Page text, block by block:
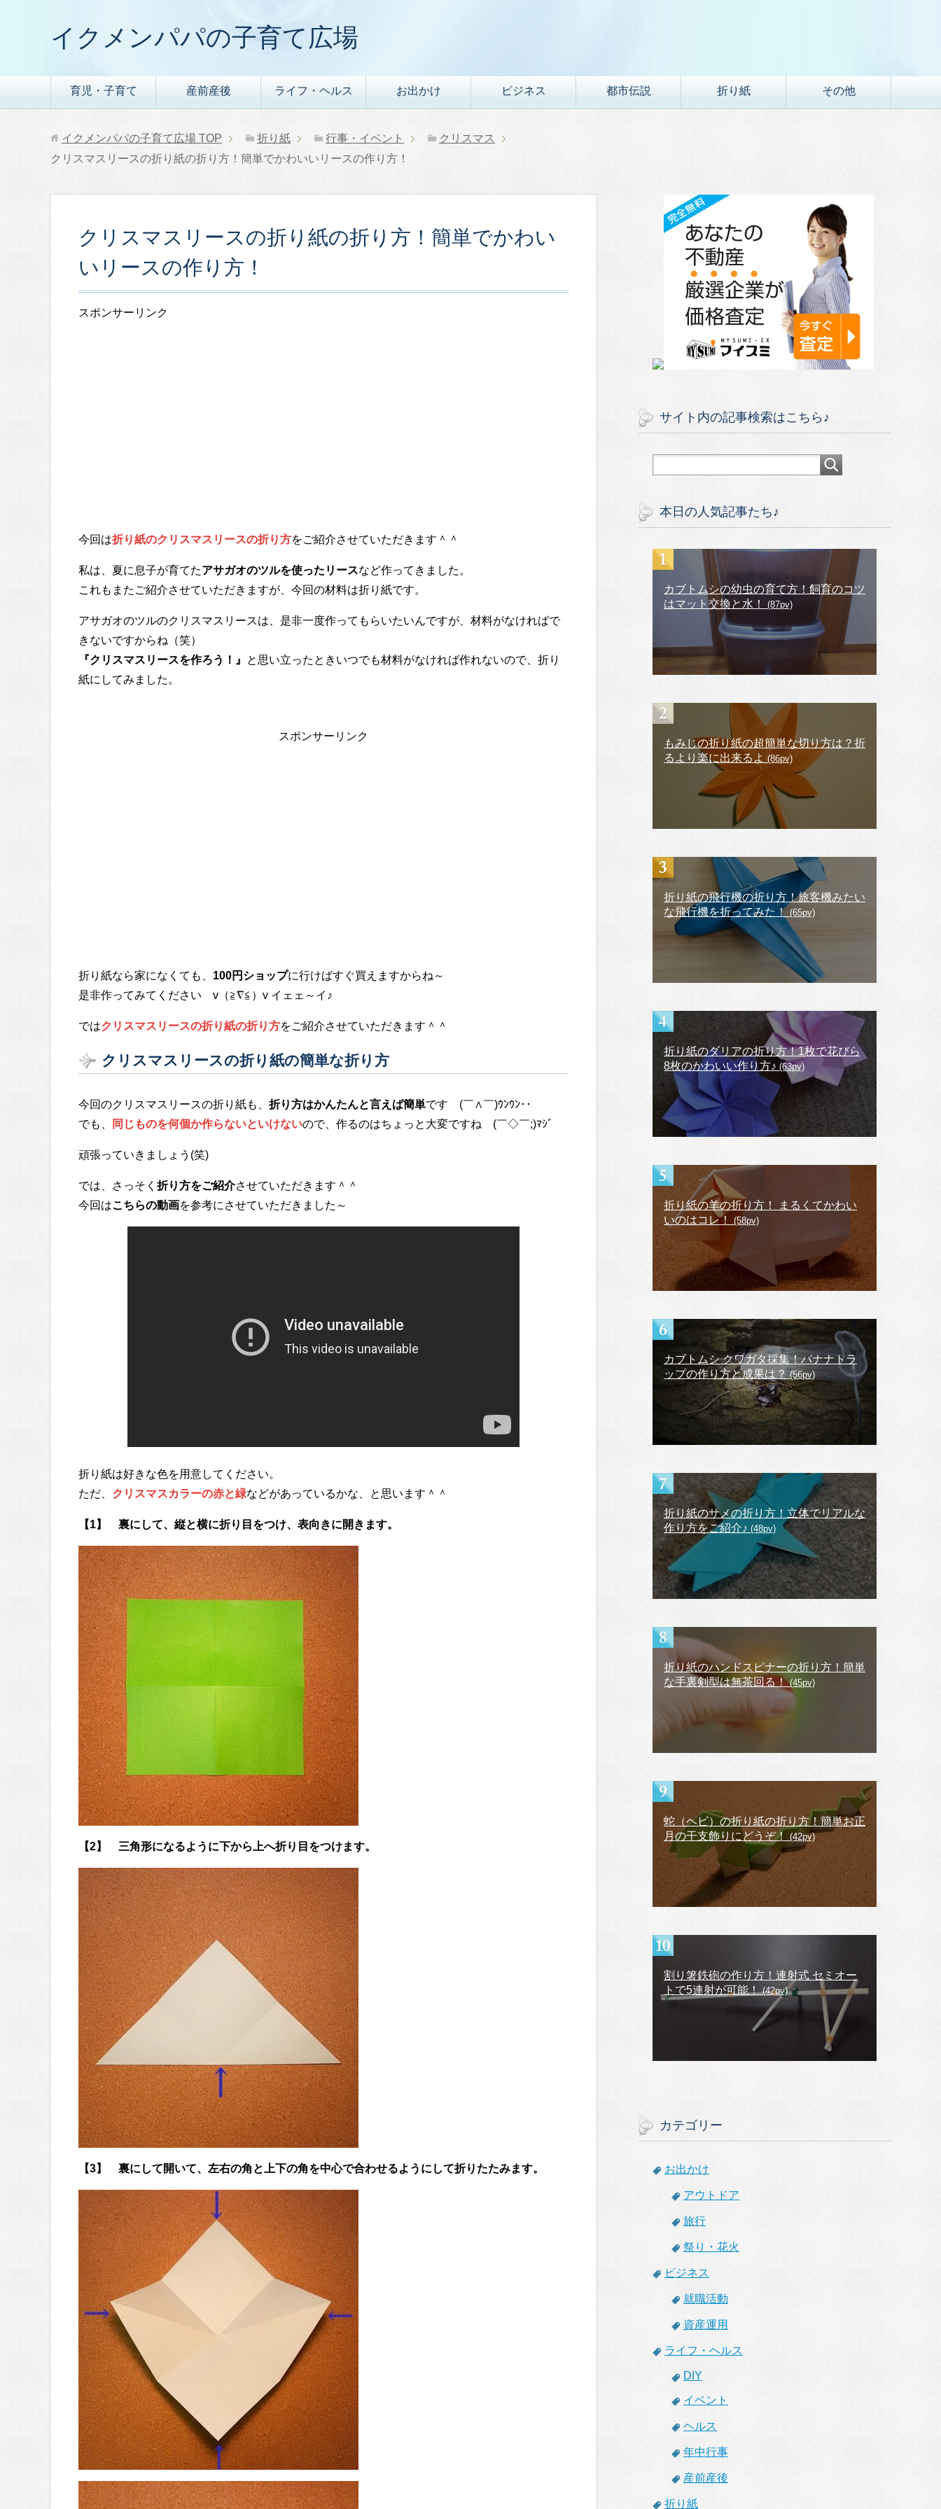
イクメンパパの子育て広場
育児・子育て 産前産後 ライフ・ヘルス お出かけ ビジネス 都市伝説 折り紙 その他
イクメンパパの子育て広場 TOP 折り紙 行事・イベント
クリスマス
クリスマスリースの折り紙の折り方！簡単でかわいいリースの作り方！
クリスマスリースの折り紙の折り方！簡単でかわい
いリースの作り方！
スポンサーリンク
今回は折り紙のクリスマスリースの折り方をご紹介させていただきます＾＾
私は、夏に息子が育てたアサガオのツルを使ったリースなど作ってきました。
これもまたご紹介させていただきますが、今回の材料は折り紙です。
アサガオのツルのクリスマスリースは、是非一度作ってもらいたいんですが、材料がなければで
きないですからね（笑）
『クリスマスリースを作ろう！』
と思い立ったときいつでも材料がなければ作れないので、折り
紙にしてみました。
スポンサーリンク
折り紙なら家になくても、 100円ショップに行けばすぐ買えますからね～
是非作ってみてください v（≧∇≦）v イェェ～イ♪
ではクリスマスリースの折り紙の折り方をご紹介させていただきます＾＾
クリスマスリースの折り紙の簡単な折り方
今回のクリスマスリースの折り紙も、 折り方はかんたんと言えば簡単です (￣∧￣)ｳﾝｳﾝ･･
でも、
同じものを何個か作らないといけないので、作るのはちょっと大変ですね (￣◇￣;)ﾏｼﾞ
頑張っていきましょう(笑)
では、さっそく 折り方をご紹介させていただきます＾＾
今回はこちらの動画を参考にさせていただきました～
折り紙は好きな色を用意してください。
ただ、 クリスマスカラーの赤と緑などがあっているかな、と思います＾＾
【1】 裏にして、縦と横に折り目をつけ、表向きに開きます。
【2】 三角形になるように下から上へ折り目をつけます。
【3】 裏にして開いて、左右の角と上下の角を中心で合わせるようにして折りたたみます。
サイト内の記事検索はこちら♪
本日の人気記事たち♪
カブトムシの幼虫の育て方！飼育のコツ
はマット交換と水！
(87pv)
もみじの折り紙の超簡単な切り方は？折
るより楽に出来るよ (86pv)
折り紙の飛行機の折り方！旅客機みたい
な飛行機を折ってみた！ (65pv)
折り紙のダリアの折り方！1枚で花びら
8枚のかわいい作り方♪ (63pv)
折り紙の羊の折り方！ まるくてかわい
いのはコレ！
(58pv)
カブトムシ クワガタ採集！バナナトラ
ップの作り方と成果は？ (56pv)
折り紙のサメの折り方！立体でリアルな
作り方をご紹介♪ (48pv)
折り紙のハンドスピナーの折り方！簡単
な手裏剣型は無茶回る！(45pv)
蛇（ヘビ）の折り紙の折り方！簡単お正
月の干支飾りにどうぞ！ (42pv)
割り箸鉄砲の作り方！連射式 セミオー
トで5連射が可能！(42pv)
カテゴリー
お出かけ
アウトドア
旅行
祭り・花火
ビジネス
就職活動
資産運用
ライフ・ヘルス
DIY
イベント
ヘルス
年中行事
産前産後
折り紙